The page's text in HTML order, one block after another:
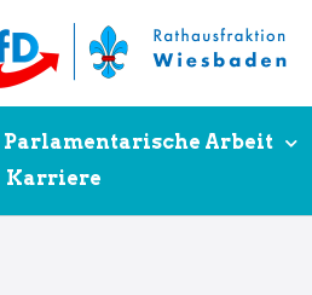
Parlamentarische Arbeit
Karriere